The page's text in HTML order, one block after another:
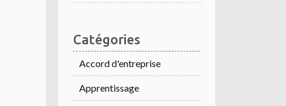
Catégories
Accord d'entreprise
Apprentissage